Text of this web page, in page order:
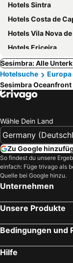
Hotels Sintra
Hotels Costa de
Hotels Vila Nova
Hotels Ericeira
Sesimbra: Alle
Hotelsuche
Europa
Sesimbra Oceanfront
Wähle Dein Land
Zu Google
So findest du unsere
einfach: Füge trivago als
Quelle bei Google hinzu.
Unternehmen
Unsere Produkte
Bedingungen und
Hilfe